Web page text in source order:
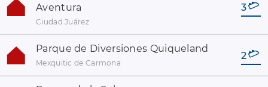
Aventura
Ciudad Juárez
3
Parque de Diversiones Quiqueland
Mexquitic de Carmona
2